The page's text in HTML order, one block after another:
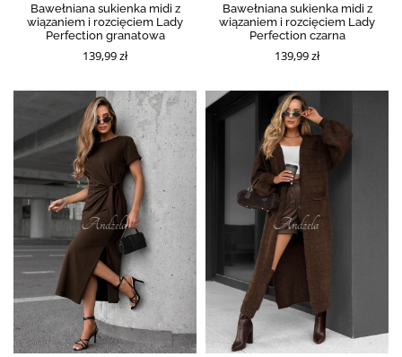
Bawełniana sukienka midi z
wiązaniem i rozcięciem Lady
Perfection granatowa
139,99 zł
Bawełniana sukienka midi z
wiązaniem i rozcięciem Lady
Perfection czarna
139,99 zł